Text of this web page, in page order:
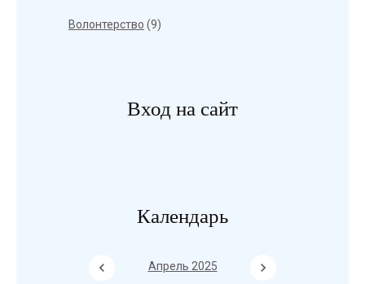
Волонтерство (9)
Вход на сайт
Календарь
Апрель 2025